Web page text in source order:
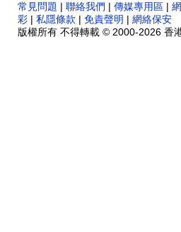
常見問題 | 聯絡我們 | 傳媒專用區 |
彩 | 私隱條款 | 免責聲明 | 網絡保安
版權所有 不得轉載 © 2000-2026 香